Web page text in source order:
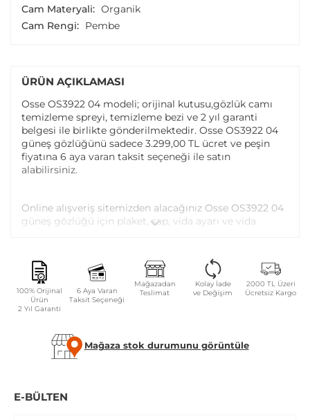
100% Orijinal
Ürün
2 Yıl Garanti
6 Aya Varan
Taksit Seçeneği
Mağazadan
Teslimat
Kolay İade
ve Değişim
2000 TL Üzeri
Ücretsiz Kargo
Mağaza stok durumunu görüntüle
ÜRÜN AÇIKLAMASI
Osse OS3922 04 modeli; orijinal kutusu,gözlük camı
temizleme spreyi, temizleme bezi ve 2 yıl garanti
belgesi ile birlikte gönderilmektedir. Osse OS3922 04
güneş gözlüğünü sadece 3.299,00 TL ücret ve peşin
fiyatına 6 aya varan taksit seçeneği ile satın
alabilirsiniz.
Online alışveriş sitemizden alacağınız Osse OS3922 04
güneş gözlüğü için plaket, sap, vida ayarı ve vida
Garanti kapsamı dışındaki parça değişim ve bakım
işlemleriniz ise parça ücreti karşılığında yapılmaktadır.
GÜVENLIK UYARILARI
Gözlüğü tek elle takıp çıkartmayınız.
Cam Materyali: Organik
Cam Rengi: Pembe
E-BÜLTEN